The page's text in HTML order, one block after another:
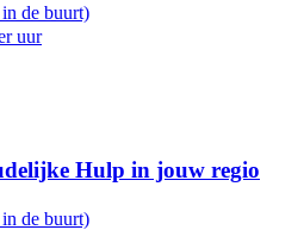
de buurt)
uur
Hulp in jouw regio
de buurt)